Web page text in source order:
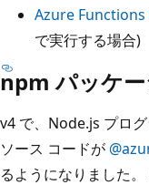
Azure Functions
で実行する場合)
npm パッケ
v4 で、Node.js プロ
ソース コードが
るようになりました